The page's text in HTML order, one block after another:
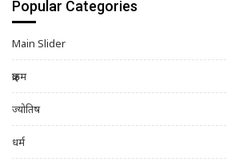
Popular Categories
Main Slider
क्राइम
ज्योतिष
धर्म